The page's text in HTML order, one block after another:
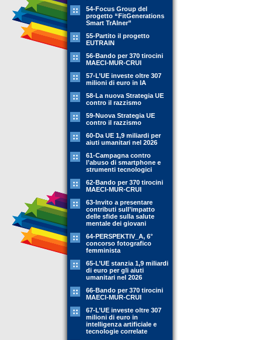
54-Focus Group del
progetto “FitGenerations
Smart TrAIner”
55-Partito il progetto
EUTRAIN
56-Bando per 370 tirocini
MAECI-MUR-CRUI
57-L’UE investe oltre 307
milioni di euro in IA
58-La nuova Strategia UE
contro il razzismo
59-Nuova Strategia UE
contro il razzismo
60-Da UE 1,9 miliardi per
aiuti umanitari nel 2026
61-Campagna contro
l’abuso di smartphone e
strumenti tecnologici
62-Bando per 370 tirocini
MAECI-MUR-CRUI
63-Invito a presentare
contributi sull’impatto
delle sfide sulla salute
mentale dei giovani
64-PERSPEKTIV_A, 6°
concorso fotografico
femminista
65-L’UE stanzia 1,9 miliardi
di euro per gli aiuti
umanitari nel 2026
66-Bando per 370 tirocini
MAECI-MUR-CRUI
67-L’UE investe oltre 307
milioni di euro in
intelligenza artificiale e
tecnologie correlate